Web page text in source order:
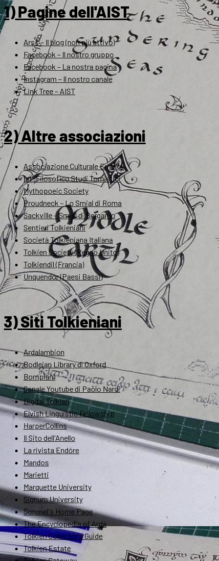
1) Pagine dell'AIST
ArsT – Il blog (non più attivo)
Facebook – Il nostro gruppo
Facebook – La nostra pagina
Instagram – Il nostro canale
Link Tree – AIST
2) Altre associazioni
Associazione Culturale Eriador
Ist. Filosofico Studi Tomistici
Mythopoeic Society
Proudneck – Lo Smial di Roma
Sackville – Smial di Bergamo
Sentieri Tolkieniani
Società Tolkieniana Italiana
Tolkien Society (Regno Unito)
Tolkiendil (Francia)
Unquendor (Paesi Bassi)
3) Siti Tolkieniani
Ardalambion
Bodleian Library di Oxford
Bompiani
Canale Youtube di Paolo Nardi
Digital Tolkien
Elvish Linguistic Fellowship
HarperCollins
Il Sito dell'Anello
La rivista Endóre
Mandos
Marietti
Marquette University
Signum University
Soronel's Home Page
The Encyclopedia of Arda
Tolkien Collector's Guide
Tolkien Estate